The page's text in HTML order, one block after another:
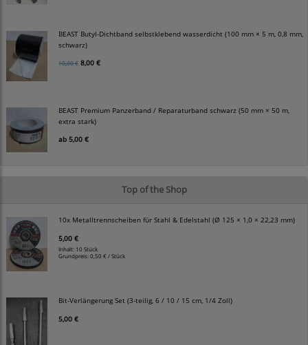
BEAST Butyl-Dichtband selbstklebend wasserdicht (100 mm × 5 m, 0,8 mm,
schwarz)
10,00 € 8,00 €
BEAST Premium Panzerband / Reparaturband schwarz (50 mm × 50 m,
extra stark)
ab 5,00 €
Top of the Shop
10x Metalltrennscheiben für Stahl & Edelstahl (Ø 125 × 1,0 × 22,23 mm)
5,00 €
Inhalt: 10 Stück
Grundpreis:0,50 € / Stück
Bit-Verlängerung Set (3-teilig, 6 / 10 / 15 cm, 1/4 Zoll)
5,00 €